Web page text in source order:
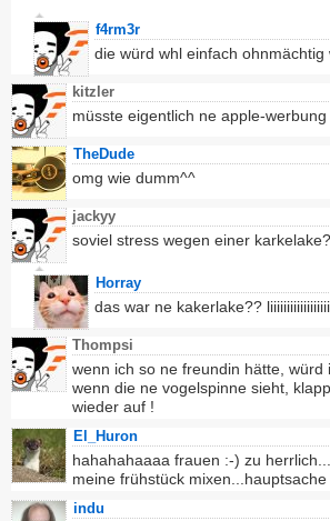
f4rm3r
die würd whl einfach ohnmächtig
kitzler
müsste eigentlich ne apple-
TheDude
omg wie dumm^^
jackyy
soviel stress wegen einer
Horray
das war ne kakerlake??
Thompsi
wenn ich so ne freundin hätte,
wenn die ne vogelspinne sieht,
wieder auf !
El_Huron
hahahahaaaa frauen :-) zu
meine frühstück
indu